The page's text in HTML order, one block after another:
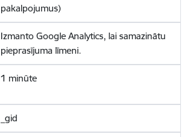
pakalpojumus)
Izmanto Google Analytics, lai samazinātu
pieprasījuma līmeni.
1 minūte
_gid